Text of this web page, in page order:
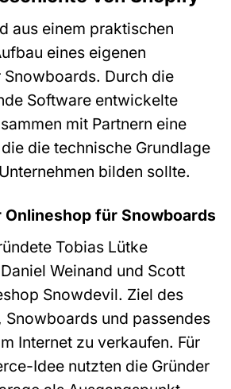
aus einem praktischen
eines eigenen
Durch die
Software entwickelte
mit Partnern eine
die technische Grundlage
bilden sollte.
Onlineshop für Snowboards
Tobias Lütke
Weinand und Scott
Snowdevil. Ziel des
Snowboards und passendes
Internet zu verkaufen. Für
Idee nutzten die Gründer